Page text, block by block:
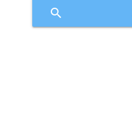
search